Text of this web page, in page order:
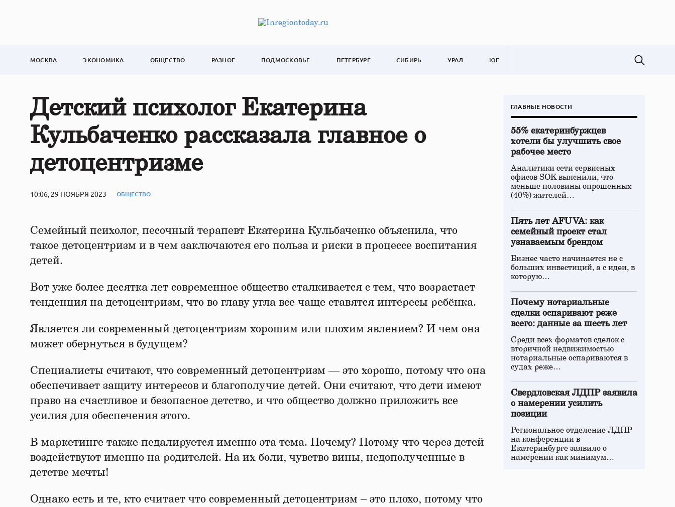
МОСКВА ЭКОНОМИКА ОБЩЕСТВО РАЗНОЕ ПОДМОСКОВЬЕ ПЕТЕРБУРГ СИБИРЬ УРАЛ ЮГ
Детский психолог Екатерина
Кульбаченко рассказала главное о
детоцентризме
10:06, 29 НОЯБРЯ 2023 ОБЩЕСТВО
Семейный психолог, песочный терапевт Екатерина Кульбаченко объяснила, что
такое детоцентризм и в чем заключаются его польза и риски в процессе воспитания
детей.
Вот уже более десятка лет современное общество сталкивается с тем, что возрастает
тенденция на детоцентризм, что во главу угла все чаще ставятся интересы ребёнка.
Является ли современный детоцентризм хорошим или плохим явлением? И чем она
может обернуться в будущем?
Специалисты считают, что современный детоцентризм — это хорошо, потому что она
обеспечивает защиту интересов и благополучие детей. Они считают, что дети имеют
право на счастливое и безопасное детство, и что общество должно приложить все
усилия для обеспечения этого.⁣⁣
В маркетинге также педалируется именно эта тема. Почему? Потому что через детей
воздействуют именно на родителей.⁣⁣ На их боли, чувство вины, недополученные в
детстве мечты!
Однако есть и те, кто считает что современный детоцентризм – это плохо, потому что
ГЛАВНЫЕ НОВОСТИ
55% екатеринбуржцев
хотели бы улучшить свое
рабочее место
Аналитики сети сервисных
офисов SOK выяснили, что
меньше половины опрошенных
(40%) жителей…
Пять лет AFUVA: как
семейный проект стал
узнаваемым брендом
Бизнес часто начинается не с
больших инвестиций, а с идеи, в
которую…
Почему нотариальные
сделки оспаривают реже
всего: данные за шесть лет
Среди всех форматов сделок с
вторичной недвижимостью
нотариальные оспариваются в
судах реже…
Свердловская ЛДПР заявила
о намерении усилить
позиции
Региональное отделение ЛДПР
на конференции в
Екатеринбурге заявило о
намерении как минимум…